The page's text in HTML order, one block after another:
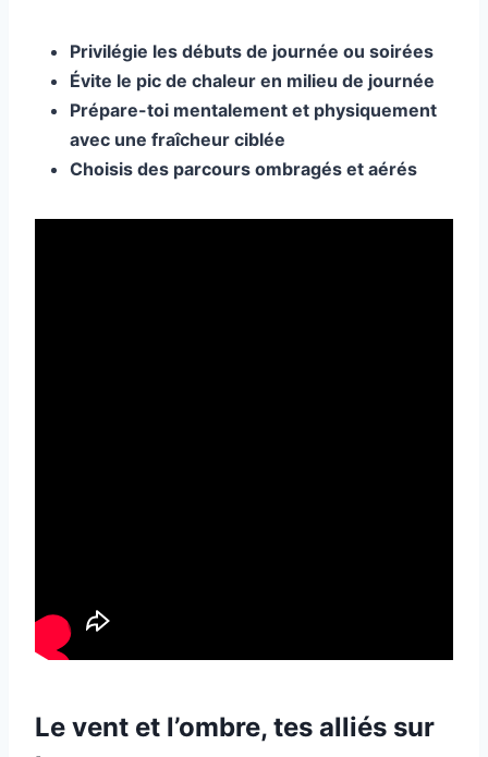
Privilégie les débuts de journée ou soirées
Évite le pic de chaleur en milieu de journée
Prépare-toi mentalement et physiquement
avec une fraîcheur ciblée
Choisis des parcours ombragés et aérés
Le vent et l’ombre, tes alliés sur